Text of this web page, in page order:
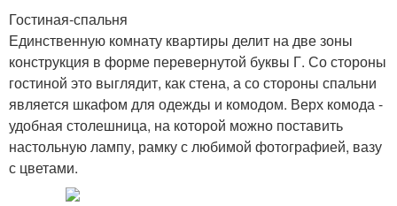
Гостиная-спальня
Единственную комнату квартиры делит на две зоны
конструкция в форме перевернутой буквы Г. Со стороны
гостиной это выглядит, как стена, а со стороны спальни
является шкафом для одежды и комодом. Верх комода -
удобная столешница, на которой можно поставить
настольную лампу, рамку с любимой фотографией, вазу
с цветами.